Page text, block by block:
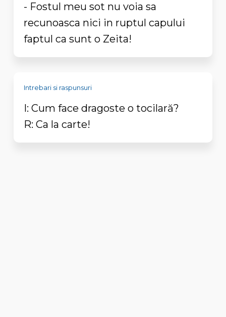
- Fostul meu sot nu voia sa
recunoasca nici in ruptul capului
faptul ca sunt o Zeita!
Intrebari si raspunsuri
I: Cum face dragoste o tocilară?
R: Ca la carte!